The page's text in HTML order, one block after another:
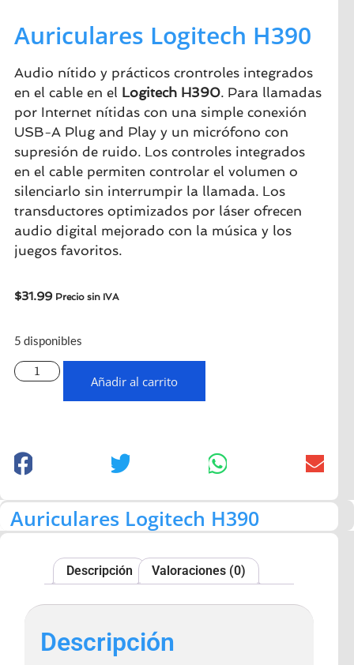
Auriculares Logitech H390
Audio nítido y prácticos crontroles integrados
en el cable en el Logitech H390. Para llamadas
por Internet nítidas con una simple conexión
USB-A Plug and Play y un micrófono con
supresión de ruido. Los controles integrados
en el cable permiten controlar el volumen o
silenciarlo sin interrumpir la llamada. Los
transductores optimizados por láser ofrecen
audio digital mejorado con la música y los
juegos favoritos.
$31.99 Precio sin IVA
5 disponibles
Añadir al carrito
Auriculares Logitech H390
Descripción Valoraciones (0)
Descripción